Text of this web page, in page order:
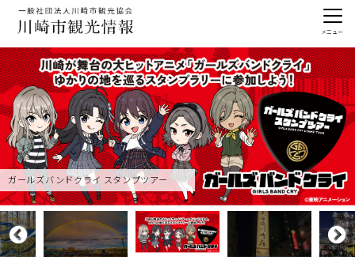
ガールズバンドクライ スタンプツアー
メニュー